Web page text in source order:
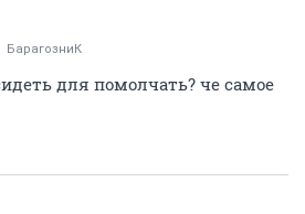
БарагозниК
для помолчать? че самое